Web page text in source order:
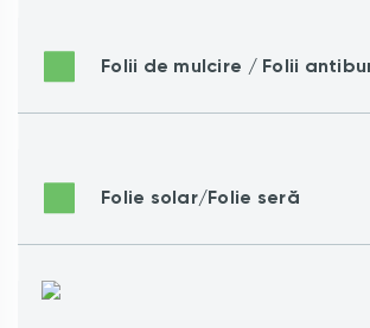
Folii de mulcire / Folii
Folie solar/Folie seră